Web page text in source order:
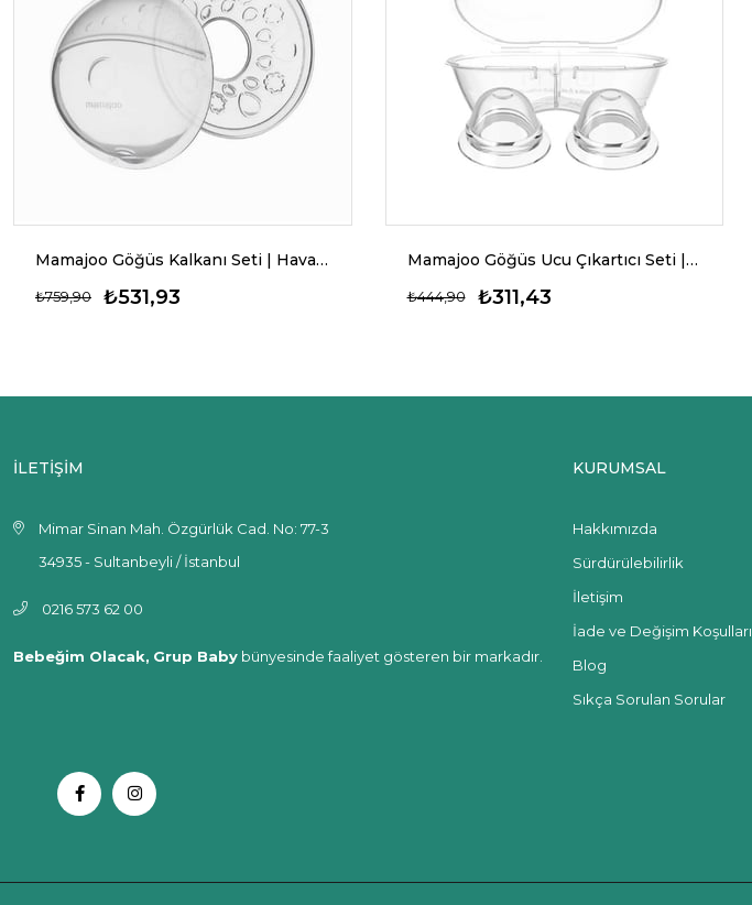
Mamajoo Göğüs Kalkanı Seti | Hava Dolaşımlı
₺531,93
₺759,90
Mamajoo Göğüs Ucu Çıkartıcı Seti | Sterilizasyon & Saklama Kabı Hediyeli
₺311,43
₺444,90
İLETİŞİM
Mimar Sinan Mah. Özgürlük Cad. No: 77-3
34935 - Sultanbeyli / İstanbul
0216 573 62 00
Bebeğim Olacak, Grup Baby bünyesinde faaliyet gösteren bir markadır.
KURUMSAL
Hakkımızda
Sürdürülebilirlik
İletişim
İade ve Değişim Koşulları
Blog
Sıkça Sorulan Sorular